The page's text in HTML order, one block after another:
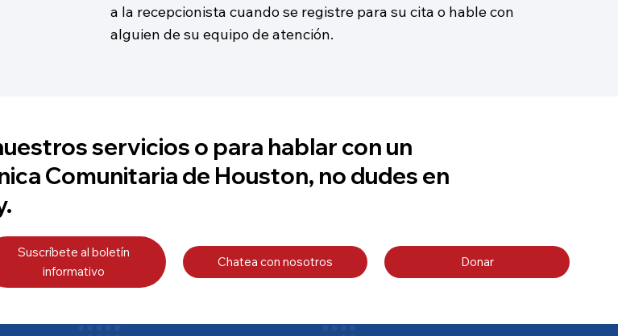
servicios o para hablar con un
Comunitaria de Houston, no dudes en
Suscríbete al boletín
informativo
Chatea con nosotros Donar
a la recepcionista cuando se registre para su cita o hable con
alguien de su equipo de atención.